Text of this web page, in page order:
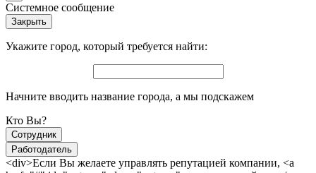
Системное сообщение
Закрыть
Укажите город, который требуется найти:
Начните вводить название города, а мы подскажем
Кто Вы?
Сотрудник
Работодатель
<div>Если Вы желаете управлять репутацией компании, <a